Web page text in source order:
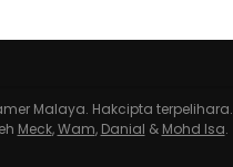
Malaya. Hakcipta terpelihara.
Meck,Wam, Danial & Mohd Isa.